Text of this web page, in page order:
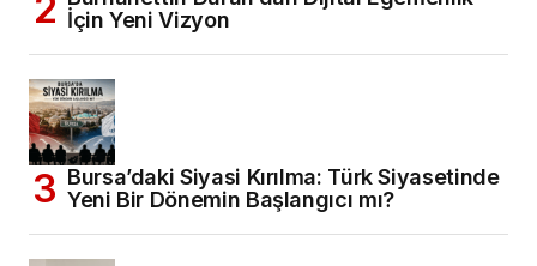
İçin Yeni Vizyon
Bursa’daki Siyasi Kırılma: Türk Siyasetinde
Yeni Bir Dönemin Başlangıcı mı?